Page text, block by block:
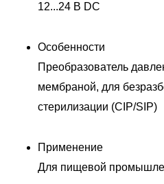
12...24 В DC
Особенности
Преобразователь
мембраной, для
стерилизации (CIP/SIP)
Применение
Для пищевой